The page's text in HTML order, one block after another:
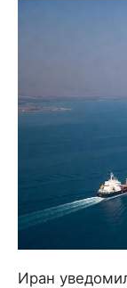
Иран